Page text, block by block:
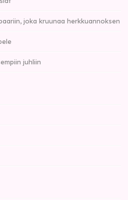
joka kruunaa herkkuannoksen
juhliin